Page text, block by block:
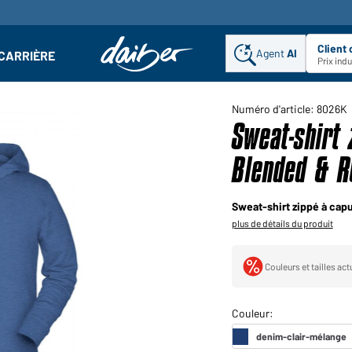
: Ouvrir le sous-menu AgentAI Client
Prix
Numéro d'article: 8026K
Sweat-shirt
Blended &
Sweat-shirt zippé à
plus de détails du produit
Couleurs et tailles